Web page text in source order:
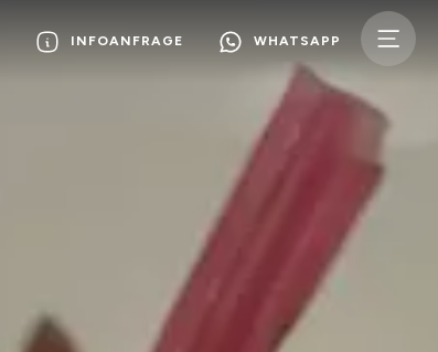
INFOANFRAGE WHATSAPP